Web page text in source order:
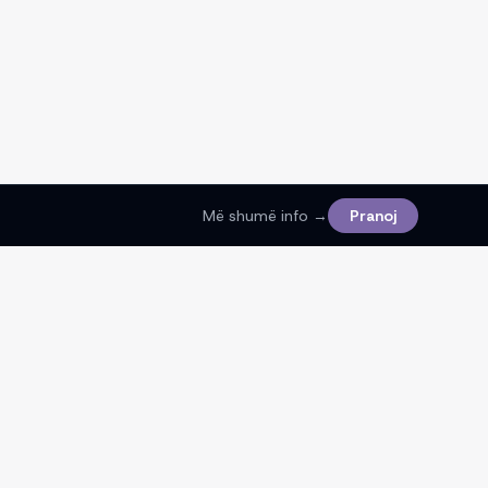
Më shumë info → Pranoj